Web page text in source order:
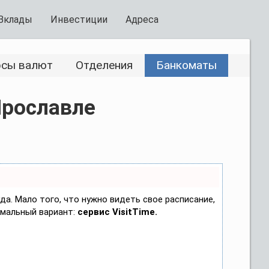
Инвестиции Адреса
валют Отделения Банкоматы
Мало того, что нужно видеть свое расписание,
вариант: сервис VisitTime.